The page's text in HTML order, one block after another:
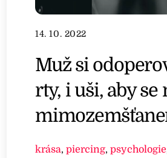
14. 10. 2022
Muž si
rty, i uši, aby se
krása,piercing,psychologie